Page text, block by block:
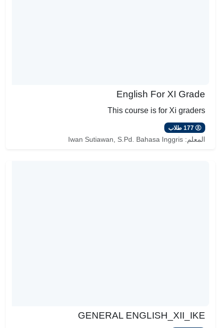
English For XI Grade
This course is for Xi graders
177 طلاب
المعلم: Iwan Sutiawan, S.Pd. Bahasa Inggris
GENERAL ENGLISH_XII_IKE